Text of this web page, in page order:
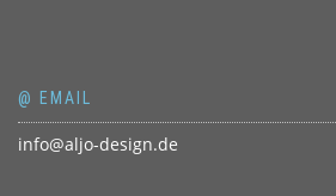
@ EMAIL
info@aljo-design.de